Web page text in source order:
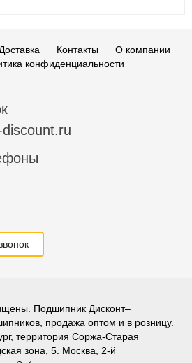
Доставка Контакты
О компании
конфиденциальности
Подшипник Дисконт–
продажа оптом и в розницу.
территория Соржа-Старая
зона, 5. Москва, 2-й